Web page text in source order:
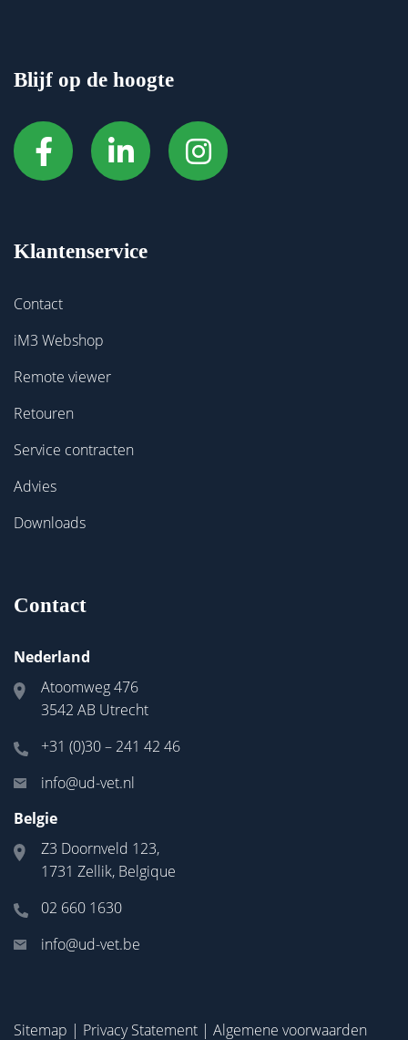
Blijf op de hoogte
Klantenservice
Contact
iM3 Webshop
Remote viewer
Retouren
Service contracten
Advies
Downloads
Contact
Nederland
Atoomweg 476
3542 AB Utrecht
+31 (0)30 – 241 42 46
info@ud-vet.nl
Belgie
Z3 Doornveld 123,
1731 Zellik, Belgique
02 660 1630
info@ud-vet.be
Sitemap | Privacy Statement | Algemene voorwaarden